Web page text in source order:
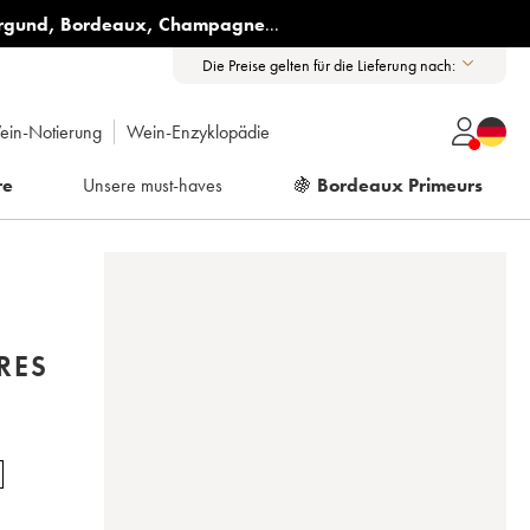
, Bordeaux, Champagne...
Die Preise gelten für die Lieferung nach:
Notierung Wein-Enzyklopädie
Unsere must-haves 🍇 Bordeaux Primeurs